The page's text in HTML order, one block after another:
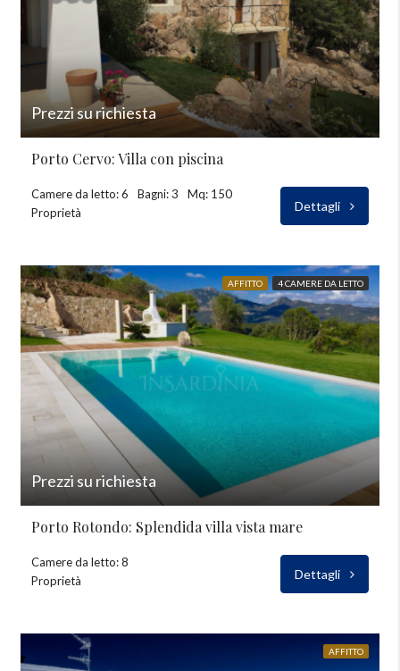
Prezzi su richiesta
Porto Cervo: Villa con piscina
Camere da letto: 6 Bagni: 3
Mq: 150
Proprietà
Dettagli
AFFITTO 4 CAMERE DA LETTO
Prezzi su richiesta
Porto Rotondo: Splendida villa vista mare
Camere da letto: 8
Proprietà
Dettagli
AFFITTO